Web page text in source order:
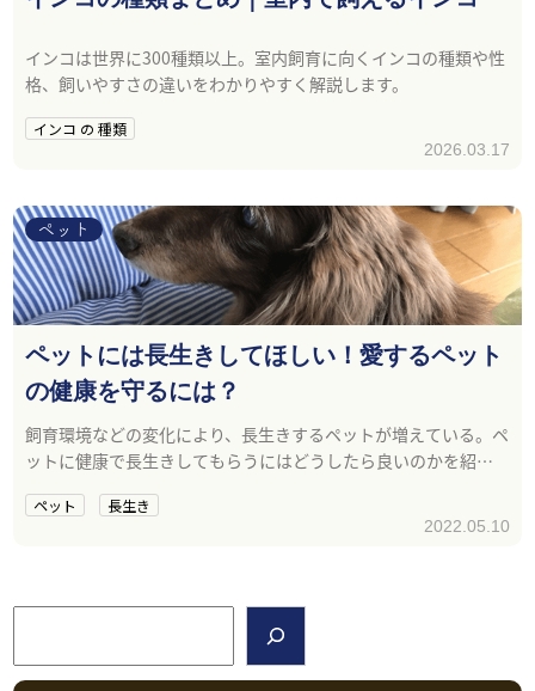
インコは世界に300種類以上。室内飼育に向くインコの種類や性
格、飼いやすさの違いをわかりやすく解説します。
インコ の 種類
2026.03.17
ペット
ペットには長生きしてほしい！愛するペット
の健康を守るには？
飼育環境などの変化により、長生きするペットが増えている。ペ
ットに健康で長生きしてもらうにはどうしたら良いのかを紹介
ペット 長生き
2022.05.10
検索